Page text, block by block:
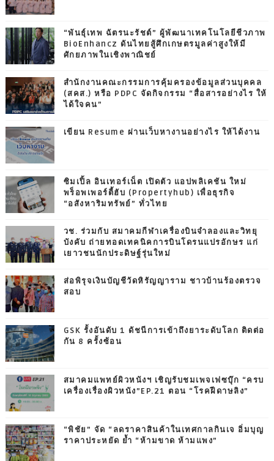
“พันธุ์เทพ ฉัตรนะรัชต์” ผู้พัฒนาเทคโนโลยีชีวภาพ
BioEnhancz ดันไทยสู้ศึกเกษตรมูลค่าสูงให้มี
ศักยภาพในเชิงพาณิชย์
สำนักงานคณะกรรมการคุ้มครองข้อมูลส่วนบุคคล
(สคส.) หรือ PDPC จัดกิจกรรม “สื่อสารอย่างไร ให้
ได้ใจคน”
เขียน Resume ผ่านเว็บหางานอย่างไร ให้ได้งาน
ซิมเปิ้ล อินเทอร์เน็ต เปิดตัว แอปพลิเคชัน ใหม่
พร็อพเพอร์ตี้ฮับ (Propertyhub) เพื่อธุรกิจ
“อสังหาริมทรัพย์” ทั่วไทย
วช. ร่วมกับ สมาคมกีฬาเครื่องบินจำลองและวิทยุ
บังคับ ถ่ายทอดเทคนิคการบินโดรนแปรอักษร แก่
เยาวชนนักประดิษฐ์รุ่นใหม่
ส่อพิรุจเงินบัญชีวัดหิรัญญาราม ชาวบ้านร้องตรวจ
สอบ
GSK รั้งอันดับ 1 ดัชนีการเข้าถึงยาระดับโลก ติดต่อ
กัน 8 ครั้งซ้อน
สมาคมแพทย์ผิวหนังฯ เชิญรับชมเพจเฟซบุ๊ก “ครบ
เครื่องเรื่องผิวหนัง”EP.21 ตอน “โรคฝีดาษลิง”
“พิชัย” จัด “ลดราคาสินค้าในเทศกาลกินเจ อิ่มบุญ
ราคาประหยัด ย้ำ “ห้ามขาด ห้ามแพง”